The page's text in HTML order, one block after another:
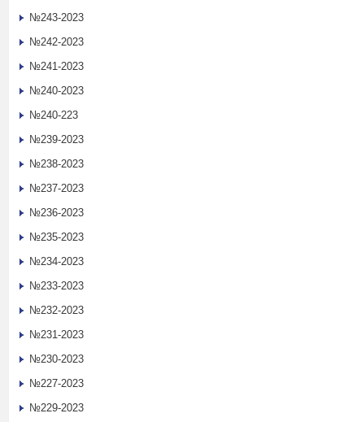
№243-2023
№242-2023
№241-2023
№240-2023
№240-223
№239-2023
№238-2023
№237-2023
№236-2023
№235-2023
№234-2023
№233-2023
№232-2023
№231-2023
№230-2023
№227-2023
№229-2023